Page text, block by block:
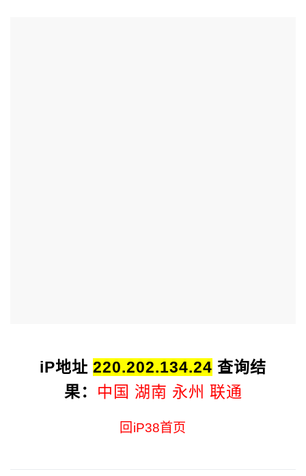
iP地址 220.202.134.24 查询结
果： 中国 湖南 永州 联通
回iP38首页